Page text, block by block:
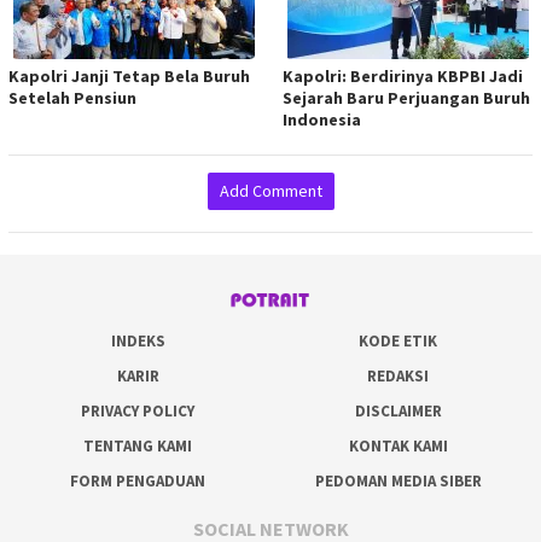
Kapolri Janji Tetap Bela Buruh
Setelah Pensiun
Kapolri: Berdirinya KBPBI Jadi
Sejarah Baru Perjuangan Buruh
Indonesia
Add Comment
INDEKS
KODE ETIK
KARIR
REDAKSI
PRIVACY POLICY
DISCLAIMER
TENTANG KAMI
KONTAK KAMI
FORM PENGADUAN
PEDOMAN MEDIA SIBER
SOCIAL NETWORK